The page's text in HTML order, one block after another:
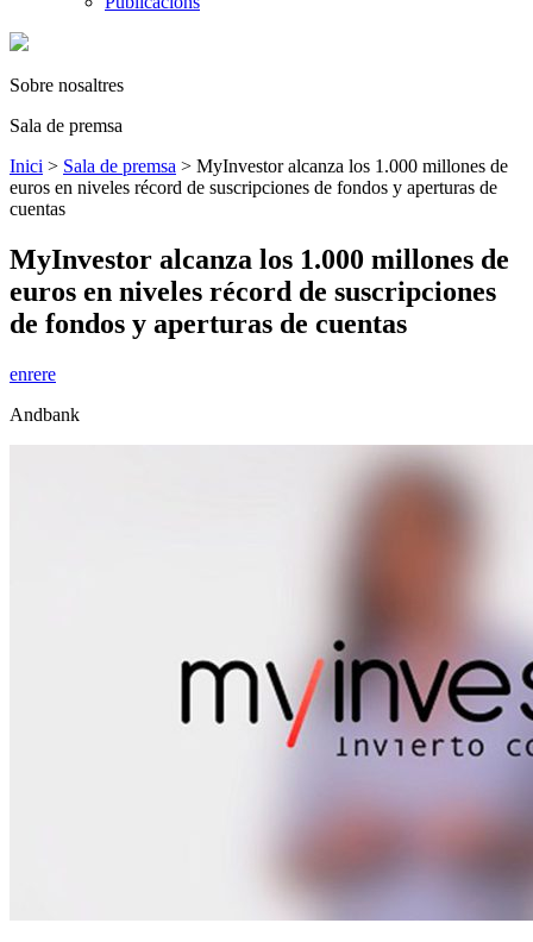
Sobre nosaltres
Sala de premsa
Inici > Sala de premsa > MyInvestor alcanza los 1.000 millones de
euros en niveles récord de suscripciones de fondos y aperturas de
cuentas
MyInvestor alcanza los 1.000 millones de
euros en niveles récord de suscripciones
de fondos y aperturas de cuentas
enrere
Andbank